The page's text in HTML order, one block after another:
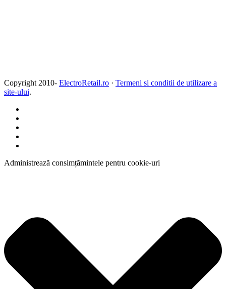
Copyright 2010- ElectroRetail.ro · Termeni si conditii de utilizare a
site-ului.
Administrează consimțămintele pentru cookie-uri